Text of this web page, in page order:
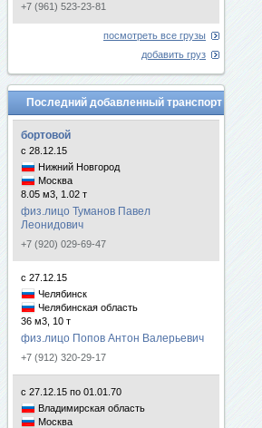
+7 (961) 523-23-81
посмотреть все грузы
добавить груз
Последний добавленный транспорт
бортовой
с 28.12.15
Нижний Новгород
Москва
8.05 м3, 1.02 т
физ.лицо Туманов Павел
Леонидович
+7 (920) 029-69-47
с 27.12.15
Челябинск
Челябинская область
36 м3, 10 т
физ.лицо Попов Антон Валерьевич
+7 (912) 320-29-17
с 27.12.15 по 01.01.70
Владимирская область
Москва